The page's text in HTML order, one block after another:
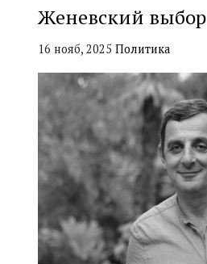
Женевский выбор
16 нояб, 2025 Политика